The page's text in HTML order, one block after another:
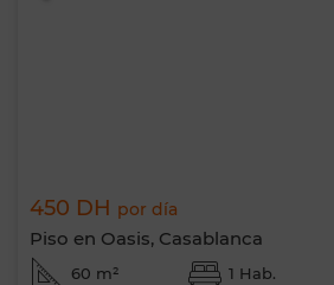
450 DH por día
Piso en Oasis, Casablanca
60 m² 1 Hab.